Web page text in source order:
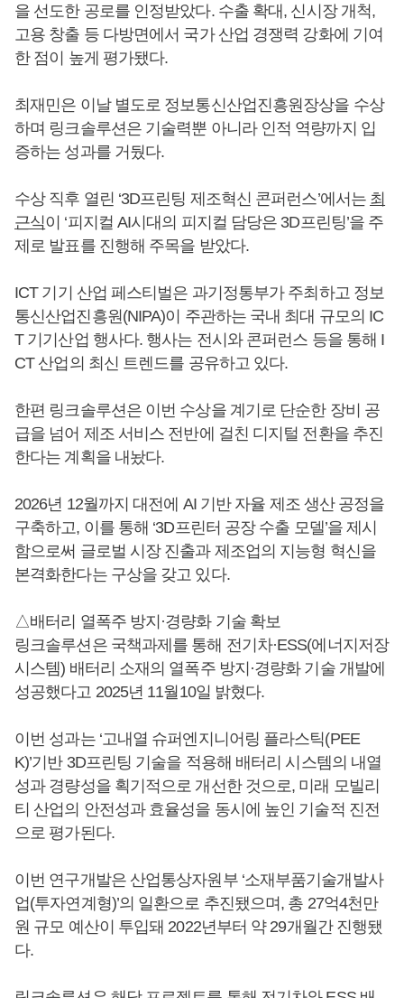
을 선도한 공로를 인정받았다. 수출 확대, 신시장 개척,
고용 창출 등 다방면에서 국가 산업 경쟁력 강화에 기여
한 점이 높게 평가됐다.
최재민은 이날 별도로 정보통신산업진흥원장상을 수상
하며 링크솔루션은 기술력뿐 아니라 인적 역량까지 입
증하는 성과를 거뒀다.
수상 직후 열린 ‘3D프린팅 제조혁신 콘퍼런스’에서는 최
근식이 ‘피지컬 AI시대의 피지컬 담당은 3D프린팅’을 주
제로 발표를 진행해 주목을 받았다.
ICT 기기 산업 페스티벌은 과기정통부가 주최하고 정보
통신산업진흥원(NIPA)이 주관하는 국내 최대 규모의 IC
T 기기산업 행사다. 행사는 전시와 콘퍼런스 등을 통해 I
CT 산업의 최신 트렌드를 공유하고 있다.
한편 링크솔루션은 이번 수상을 계기로 단순한 장비 공
급을 넘어 제조 서비스 전반에 걸친 디지털 전환을 추진
한다는 계획을 내놨다.
2026년 12월까지 대전에 AI 기반 자율 제조 생산 공정을
구축하고, 이를 통해 ‘3D프린터 공장 수출 모델’을 제시
함으로써 글로벌 시장 진출과 제조업의 지능형 혁신을
본격화한다는 구상을 갖고 있다.
△배터리 열폭주 방지·경량화 기술 확보
링크솔루션은 국책과제를 통해 전기차·ESS(에너지저장
시스템) 배터리 소재의 열폭주 방지·경량화 기술 개발에
성공했다고 2025년 11월10일 밝혔다.
이번 성과는 ‘고내열 슈퍼엔지니어링 플라스틱(PEE
K)’기반 3D프린팅 기술을 적용해 배터리 시스템의 내열
성과 경량성을 획기적으로 개선한 것으로, 미래 모빌리
티 산업의 안전성과 효율성을 동시에 높인 기술적 진전
으로 평가된다.
이번 연구개발은 산업통상자원부 ‘소재부품기술개발사
업(투자연계형)’의 일환으로 추진됐으며, 총 27억4천만
원 규모 예산이 투입돼 2022년부터 약 29개월간 진행됐
다.